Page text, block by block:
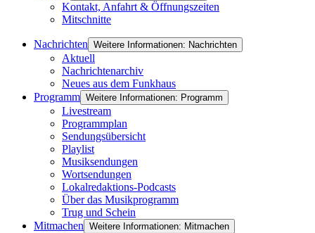
Kontakt, Anfahrt & Öffnungszeiten
Mitschnitte
Nachrichten Weitere Informationen: Nachrichten
Aktuell
Nachrichtenarchiv
Neues aus dem Funkhaus
Programm Weitere Informationen: Programm
Livestream
Programmplan
Sendungsübersicht
Playlist
Musiksendungen
Wortsendungen
Lokalredaktions-Podcasts
Über das Musikprogramm
Trug und Schein
Mitmachen Weitere Informationen: Mitmachen